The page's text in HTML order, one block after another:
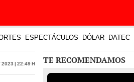
ESPECTÁCULOS DÓLAR DATEC
| 22:49 h TE RECOMENDAMOS